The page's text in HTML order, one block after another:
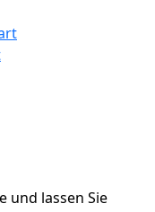
und lassen Sie